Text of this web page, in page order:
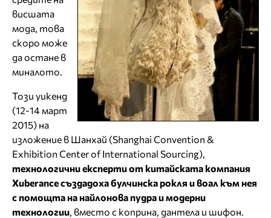
висшата
мода, това
скоро може
да остане в
миналото.
Този уикенд
(12-14 март
2015) на
изложение в Шанхай (Shanghai Convention &
Exhibition Center of International Sourcing),
технологични експерти от китайската компания
Xuberance създадоха булчинска рокля и воал към нея
с помощта на найлонова пудра и модерни
технологии , вместо с коприна, дантела и шифон.